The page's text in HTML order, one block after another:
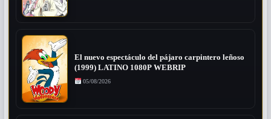
El nuevo espectáculo del pájaro carpintero leñoso
(1999) LATINO 1080P WEBRIP
05/08/2026